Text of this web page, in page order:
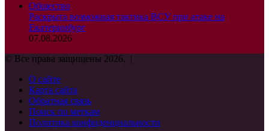
Общество
Раскрыта возможная тактика ВСУ при атаке на
Екатеринбург
07.08.2026
© Все права защищены 2026, |
О сайте
Карта сайта
Обратная связь
Поиск по меткам
Политика конфиденциальности